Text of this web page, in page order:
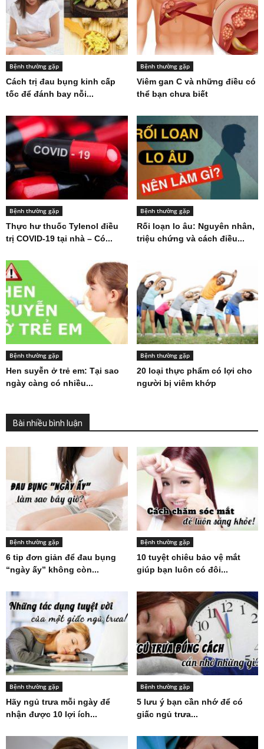
Bệnh thường gặp
Cách trị đau bụng kinh cấp
tốc để đánh bay nỗi...
Bệnh thường gặp
Viêm gan C và những điều có
thể bạn chưa biết
Bệnh thường gặp
Thực hư thuốc Tylenol điều
trị COVID-19 tại nhà – Có...
Bệnh thường gặp
Rối loạn lo âu: Nguyên nhân,
triệu chứng và cách điều...
Bệnh thường gặp
Hen suyễn ở trẻ em: Tại sao
ngày càng có nhiều...
Bệnh thường gặp
20 loại thực phẩm có lợi cho
người bị viêm khớp
Bài nhiều bình luận
Bệnh thường gặp
6 tip đơn giản để đau bụng
“ngày ấy” không còn...
Bệnh thường gặp
10 tuyệt chiêu bảo vệ mắt
giúp bạn luôn có đôi...
Bệnh thường gặp
Hãy ngủ trưa mỗi ngày để
nhận được 10 lợi ích...
Bệnh thường gặp
5 lưu ý bạn cần nhớ để có
giấc ngủ trưa...